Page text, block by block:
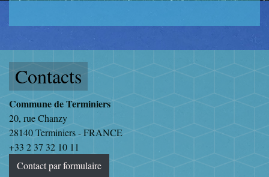
Contacts
Commune de Terminiers
20, rue Chanzy
28140 Terminiers - FRANCE
+33 2 37 32 10 11
Contact par formulaire